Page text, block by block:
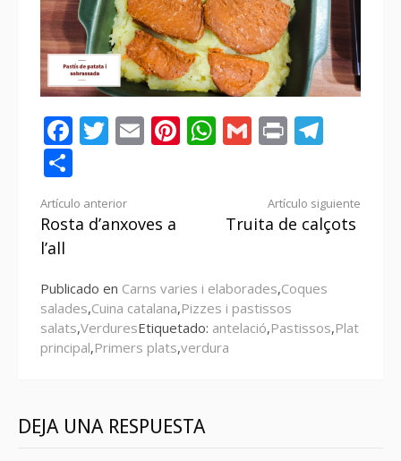
Facebook
Twitter
EmailPinterest
WhatsApp
Gmail
Print
Seguir
leyendo
Artículo anterior
Rosta d’anxoves a
l’all
Artículo siguiente
Truita de calçots
Publicado en Carns varies i elaborades,Coques
salades,Cuina catalana,Pizzes i pastissos
salats,VerduresEtiquetado: antelació,Pastissos,Plat
principal,Primers plats,verdura
DEJA UNA RESPUESTA